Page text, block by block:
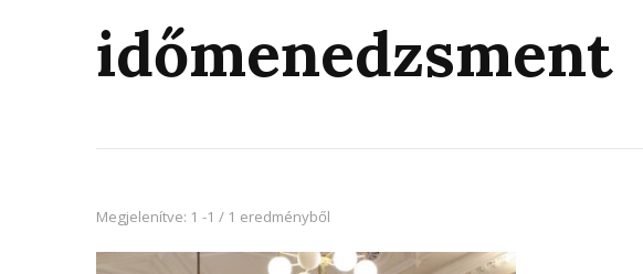
időmenedzsment
Megjelenítve: 1 -1 / 1 eredményből